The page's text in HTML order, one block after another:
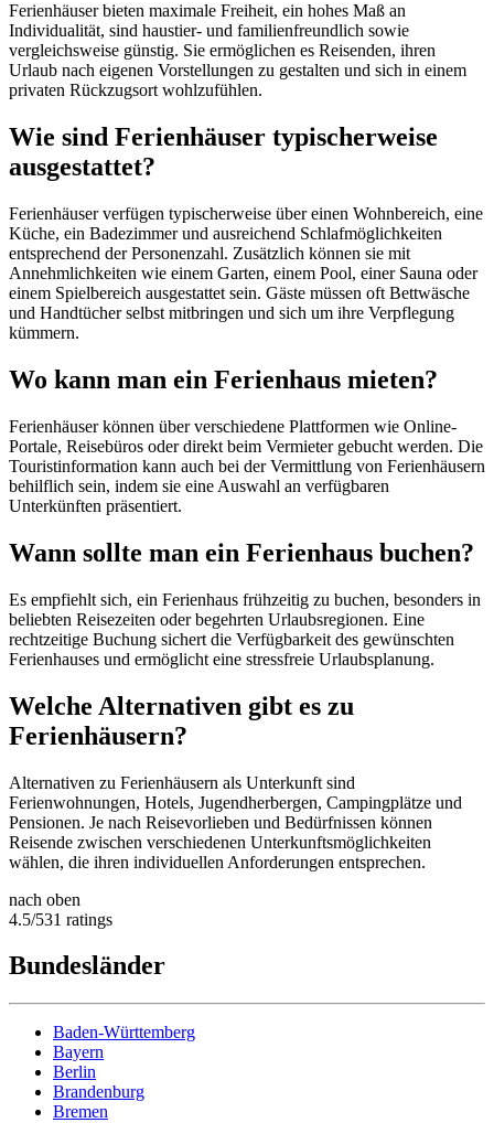
Ferienhäuser bieten maximale Freiheit, ein hohes Maß an
Individualität, sind haustier- und familienfreundlich sowie
vergleichsweise günstig. Sie ermöglichen es Reisenden, ihren
Urlaub nach eigenen Vorstellungen zu gestalten und sich in einem
privaten Rückzugsort wohlzufühlen.
Wie sind Ferienhäuser typischerweise
ausgestattet?
Ferienhäuser verfügen typischerweise über einen Wohnbereich, eine
Küche, ein Badezimmer und ausreichend Schlafmöglichkeiten
entsprechend der Personenzahl. Zusätzlich können sie mit
Annehmlichkeiten wie einem Garten, einem Pool, einer Sauna oder
einem Spielbereich ausgestattet sein. Gäste müssen oft Bettwäsche
und Handtücher selbst mitbringen und sich um ihre Verpflegung
kümmern.
Wo kann man ein Ferienhaus mieten?
Ferienhäuser können über verschiedene Plattformen wie Online-
Portale, Reisebüros oder direkt beim Vermieter gebucht werden. Die
Touristinformation kann auch bei der Vermittlung von Ferienhäusern
behilflich sein, indem sie eine Auswahl an verfügbaren
Unterkünften präsentiert.
Wann sollte man ein Ferienhaus buchen?
Es empfiehlt sich, ein Ferienhaus frühzeitig zu buchen, besonders in
beliebten Reisezeiten oder begehrten Urlaubsregionen. Eine
rechtzeitige Buchung sichert die Verfügbarkeit des gewünschten
Ferienhauses und ermöglicht eine stressfreie Urlaubsplanung.
Welche Alternativen gibt es zu
Ferienhäusern?
Alternativen zu Ferienhäusern als Unterkunft sind
Ferienwohnungen, Hotels, Jugendherbergen, Campingplätze und
Pensionen. Je nach Reisevorlieben und Bedürfnissen können
Reisende zwischen verschiedenen Unterkunftsmöglichkeiten
wählen, die ihren individuellen Anforderungen entsprechen.
nach oben
4.5/531 ratings
Bundesländer
Baden-Württemberg
Bayern
Berlin
Brandenburg
Bremen